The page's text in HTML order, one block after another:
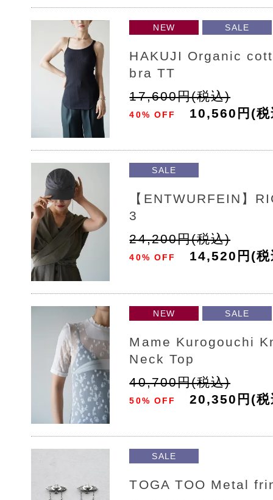
NEW SALE
HAKUJI Organic
bra TT
17,600円(税込)
40% OFF 10,560円(
SALE
【ENTWURFEIN】
3
24,200円(税込)
40% OFF 14,520円(
NEW SALE
Mame Kurogouchi
Neck Top
40,700円(税込)
50% OFF 20,350円(
SALE
TOGA TOO Metal